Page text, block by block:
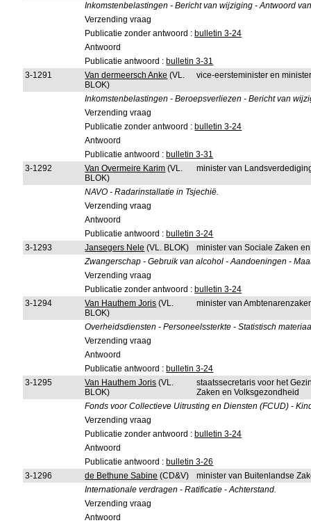
Inkomstenbelastingen - Bericht van wijziging - Antwoord
Verzending vraag
Publicatie zonder antwoord : bulletin 3-24
Antwoord
Publicatie antwoord : bulletin 3-31
3-1291
Van dermeersch Anke (VL.
BLOK)
vice-eersteminister en
Inkomstenbelastingen - Beroepsverliezen - Bericht van
Verzending vraag
Publicatie zonder antwoord : bulletin 3-24
Antwoord
Publicatie antwoord : bulletin 3-31
3-1292
Van Overmeire Karim (VL.
BLOK)
minister van
NAVO - Radarinstallatie in Tsjechië.
Verzending vraag
Antwoord
Publicatie antwoord : bulletin 3-24
3-1293
Jansegers Nele (VL. BLOK)
minister van Sociale Zaken
Zwangerschap - Gebruik van alcohol - Aandoeningen -
Verzending vraag
Publicatie zonder antwoord : bulletin 3-24
3-1294
Van Hauthem Joris (VL.
BLOK)
minister van
Overheidsdiensten - Personeelssterkte - Statistisch
Verzending vraag
Antwoord
Publicatie antwoord : bulletin 3-24
3-1295
Van Hauthem Joris (VL.
BLOK)
staatssecretaris voor het
Zaken en Volksgezondheid
Fonds voor Collectieve Uitrusting en Diensten (FCUD) -
Verzending vraag
Publicatie zonder antwoord : bulletin 3-24
Antwoord
Publicatie antwoord : bulletin 3-26
3-1296
de Bethune Sabine (CD&V)
minister van Buitenlandse
Internationale verdragen - Ratificatie - Achterstand.
Verzending vraag
Antwoord